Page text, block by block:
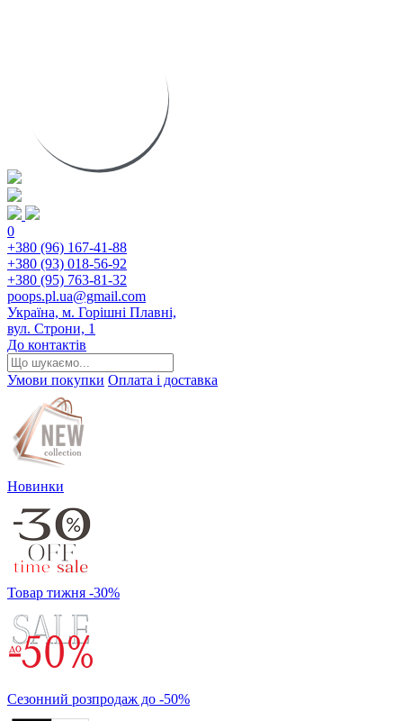
0
+380 (96) 167-41-88
+380 (93) 018-56-92
+380 (95) 763-81-32
poops.pl.ua@gmail.com
Україна, м. Горішні Плавні,
вул. Строни, 1
До контактів
Умови покупки Оплата і доставка
Новинки
Товар тижня -30%
Сезонний розпродаж до -50%